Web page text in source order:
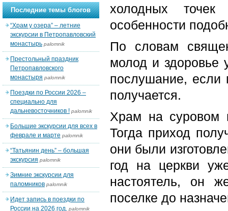
холодных
особенности
По словам
молод и здоровье
послушание, если
получается.
Храм на суровом
Тогда приход
они были
год на церкви
настоятель, он
поселке до
Последние темы блогов
“Храм у озера” – летние
экскурсии в Петропавловский
монастырь palomnik
Престольный праздник
Петропавловского
монастыря palomnik
Поездки по России 2026 –
специально для
дальневосточников ! palomnik
Большие экскурсии для всех в
феврале и марте palomnik
“Татьянин день” – большая
экскурсия palomnik
Зимние экскурсии для
паломников palomnik
Идет запись в поездки по
России на 2026 год. palomnik